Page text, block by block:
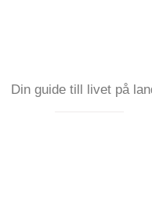
Din guide till livet på